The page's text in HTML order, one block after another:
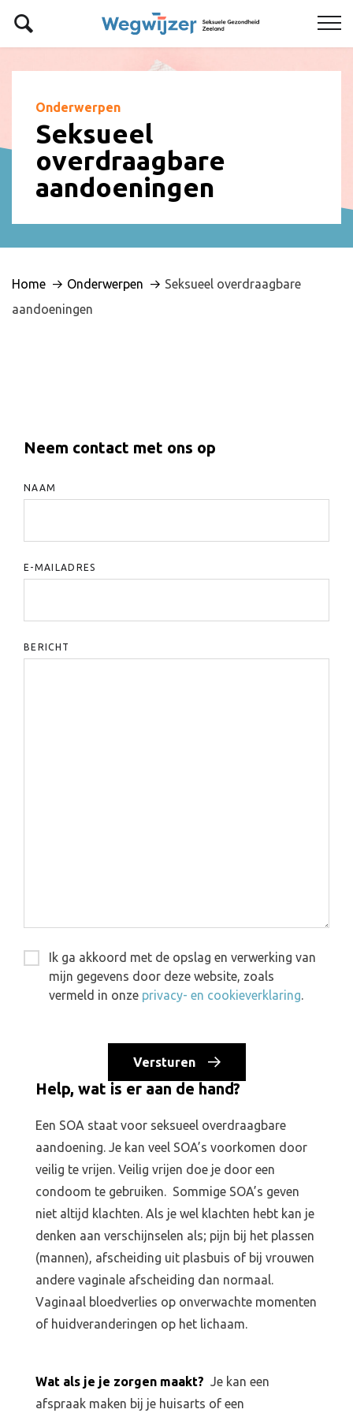
Onderwerpen
Seksueel
overdraagbare
aandoeningen
Home Onderwerpen
Seksueel overdraagbare
aandoeningen
Help, wat is er aan de hand?
Een SOA staat voor seksueel overdraagbare
aandoening. Je kan veel SOA’s voorkomen door
veilig te vrijen. Veilig vrijen doe je door een
condoom te gebruiken. Sommige SOA’s geven
niet altijd klachten. Als je wel klachten hebt kan je
denken aan verschijnselen als; pijn bij het plassen
(mannen), afscheiding uit plasbuis of bij vrouwen
andere vaginale afscheiding dan normaal.
Vaginaal bloedverlies op onverwachte momenten
of huidveranderingen op het lichaam.
Wat als je je zorgen maakt? Je kan een
afspraak maken bij je huisarts of een
Neem contact met ons op
NAAM
E-MAILADRES
BERICHT
Ik ga akkoord met de opslag en verwerking van
mijn gegevens door deze website, zoals
vermeld in onze privacy- en cookieverklaring
Versturen